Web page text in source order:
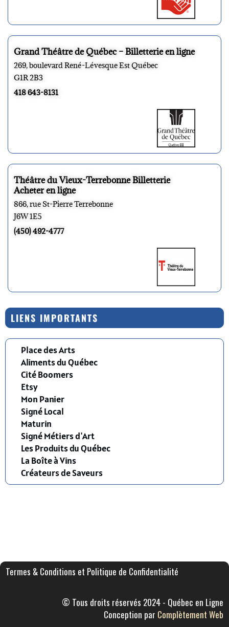
Grand Théâtre de Québec – Billetterie en ligne
269, boulevard René-Lévesque Est Québec
G1R 2B3
418 643-8131
Théâtre du Vieux-Terrebonne Billetterie
Acheter en ligne
866, rue St-Pierre Terrebonne
J6W 1E5
(450) 492-4777
LIENS IMPORTANTS
Place des Arts
Aliments du Québec
Cité Boomers
Etsy
Mon Panier
Signé Local
Maturin
Signé Métiers d'Art
Les Produits du Québec
La Boîte à Vins
Créateurs de Saveurs
Termes & Conditions et Politique de Confidentialité
© Tous droits réservés 2024 - Québec en Ligne
Conception par Complètement Web